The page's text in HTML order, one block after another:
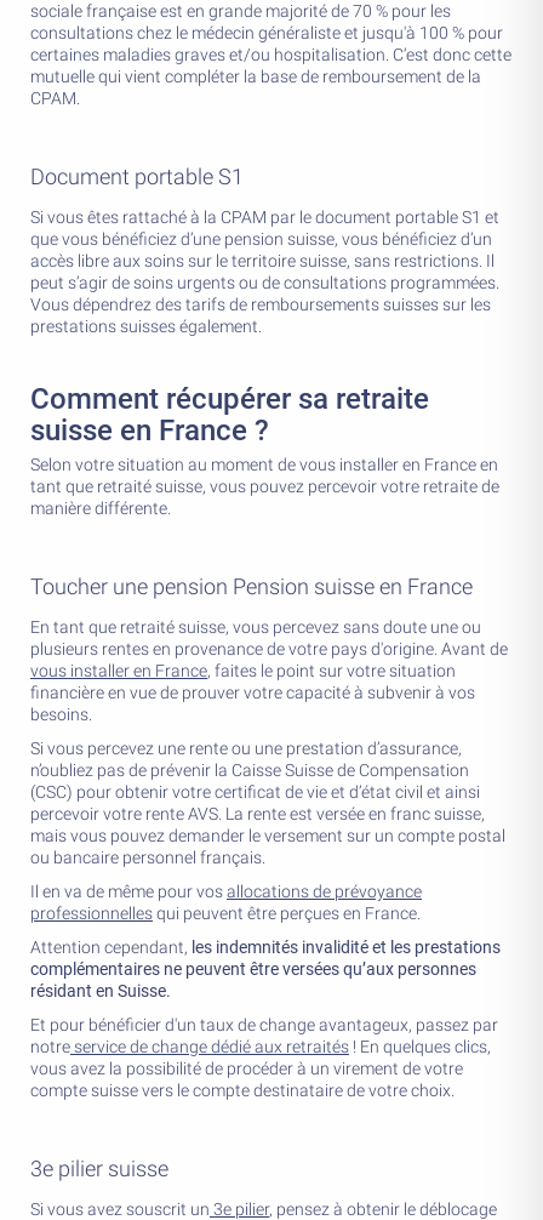
sociale française est en grande majorité de 70 % pour les
consultations chez le médecin généraliste et jusqu'à 100 % pour
certaines maladies graves et/ou hospitalisation. C’est donc cette
mutuelle qui vient compléter la base de remboursement de la
CPAM.
Document portable S1
Si vous êtes rattaché à la CPAM par le document portable S1 et
que vous bénéficiez d’une pension suisse, vous bénéficiez d’un
accès libre aux soins sur le territoire suisse, sans restrictions. Il
peut s’agir de soins urgents ou de consultations programmées.
Vous dépendrez des tarifs de remboursements suisses sur les
prestations suisses également.
Comment récupérer sa retraite
suisse en France ?
Selon votre situation au moment de vous installer en France en
tant que retraité suisse, vous pouvez percevoir votre retraite de
manière différente.
Toucher une pension Pension suisse en France
En tant que retraité suisse, vous percevez sans doute une ou
plusieurs rentes en provenance de votre pays d'origine. Avant de
vous installer en France, faites le point sur votre situation
financière en vue de prouver votre capacité à subvenir à vos
besoins.
Si vous percevez une rente ou une prestation d’assurance,
n’oubliez pas de prévenir la Caisse Suisse de Compensation
(CSC) pour obtenir votre certificat de vie et d’état civil et ainsi
percevoir votre rente AVS. La rente est versée en franc suisse,
mais vous pouvez demander le versement sur un compte postal
ou bancaire personnel français.
Il en va de même pour vosallocations de prévoyance
professionnellesqui peuvent être perçues en France.
Attention cependant, les indemnités invalidité et les prestations
complémentaires ne peuvent être versées qu’aux personnes
résidant en Suisse.
Et pour bénéficier d'un taux de change avantageux, passez par
notreservice de change dédié aux retraités ! En quelques clics,
vous avez la possibilité de procéder à un virement de votre
compte suisse vers le compte destinataire de votre choix.
3e pilier suisse
Si vous avez souscrit un 3e pilier, pensez à obtenir le déblocage